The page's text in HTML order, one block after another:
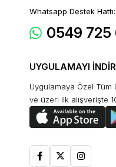
Whatsapp Destek
0549 725
UYGULAMAYI İNDİR
Uygulamaya Özel Tüm
ve üzeri ilk alışverişte